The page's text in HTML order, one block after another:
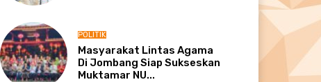
POLITIK
Masyarakat Lintas Agama
Di Jombang Siap Sukseskan
Muktamar NU...